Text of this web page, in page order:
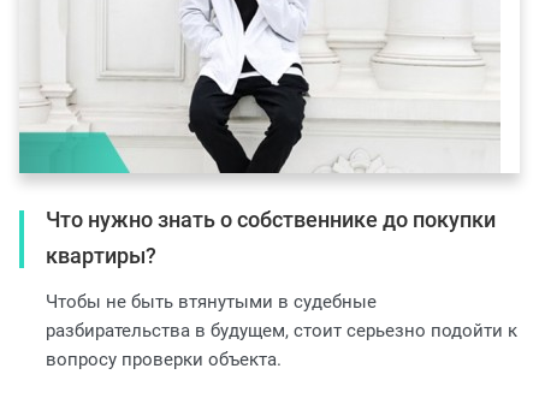
Что нужно знать о собственнике до покупки
квартиры?
Чтобы не быть втянутыми в судебные
разбирательства в будущем, стоит серьезно подойти к
вопросу проверки объекта.